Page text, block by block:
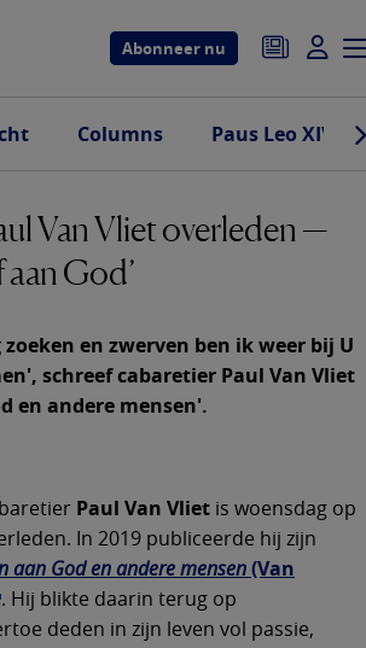
Abonneer nu
Columns Paus Leo XIV
Van Vliet overleden —
aan God’
en zwerven ben ik weer bij U
schreef cabaretier Paul Van Vliet
en andere mensen'.
Paul Van Vliet is woensdag op
In 2019 publiceerde hij zijn
aan God en andere mensen(Van
. Hij blikte daarin terug op
deden in zijn leven vol passie,